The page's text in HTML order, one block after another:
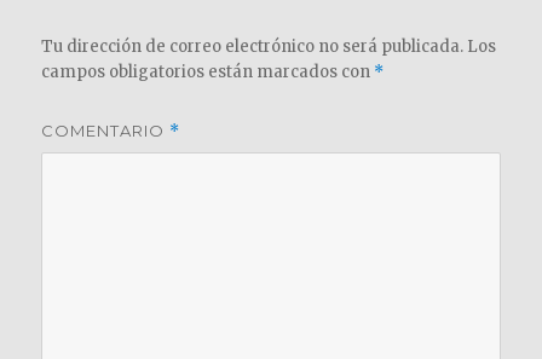
Tu dirección de correo electrónico no será publicada. Los
campos obligatorios están marcados con *
COMENTARIO *